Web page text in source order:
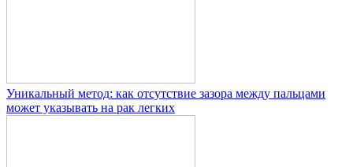
Уникальный метод: как отсутствие зазора между пальцами
может указывать на рак легких